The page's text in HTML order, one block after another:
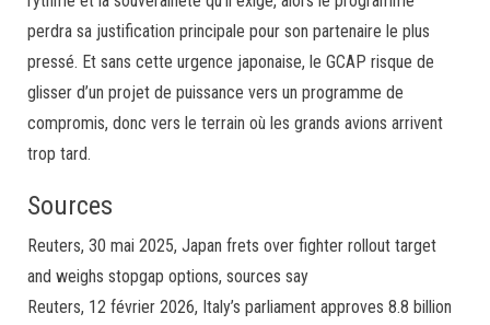
perdra sa justification principale pour son partenaire le plus
pressé. Et sans cette urgence japonaise, le GCAP risque de
glisser d’un projet de puissance vers un programme de
compromis, donc vers le terrain où les grands avions arrivent
trop tard.
Sources
Reuters, 30 mai 2025, Japan frets over fighter rollout target
and weighs stopgap options, sources say
Reuters, 12 février 2026, Italy’s parliament approves 8.8 billion